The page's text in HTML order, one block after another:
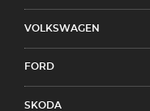
VOLKSWAGEN
FORD
SKODA